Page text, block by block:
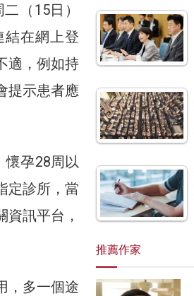
（15日）
在網上登
適，例如持
提示患者應
懷孕28周以
定診所，當
訊平台，
，多一個途
推薦作家